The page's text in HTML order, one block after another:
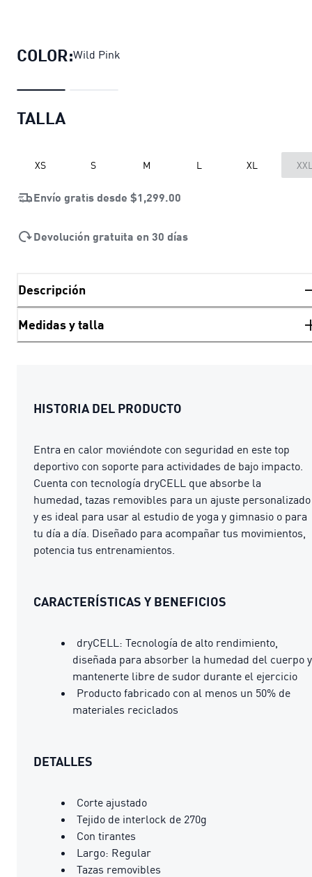
COLOR:Wild Pink
TALLA
XS S M L XL
Envío gratis desde $1,299.00
Devolución gratuita en 30 días
Descripción
Medidas y talla
HISTORIA DEL PRODUCTO
Entra en calor moviéndote con seguridad en este top
deportivo con soporte para actividades de bajo impacto.
Cuenta con tecnología dryCELL que absorbe la
humedad, tazas removibles para un ajuste personalizado
y es ideal para usar al estudio de yoga y gimnasio o para
tu día a día. Diseñado para acompañar tus movimientos,
potencia tus entrenamientos.
CARACTERÍSTICAS Y BENEFICIOS
dryCELL: Tecnología de alto rendimiento,
diseñada para absorber la humedad del cuerpo y
mantenerte libre de sudor durante el ejercicio
Producto fabricado con al menos un 50% de
materiales reciclados
DETALLES
Corte ajustado
Tejido de interlock de 270g
Con tirantes
Largo: Regular
Tazas removibles